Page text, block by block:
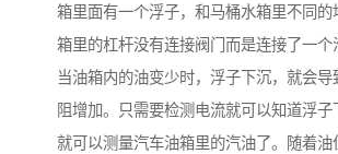
箱里面有一个浮子，和马桶水箱里不同的
箱里的杠杆没有连接阀门而是连接了一个
当油箱内的油变少时，浮子下沉，就会导
阻增加。只需要检测电流就可以知道浮子
就可以测量汽车油箱里的汽油了。随着油